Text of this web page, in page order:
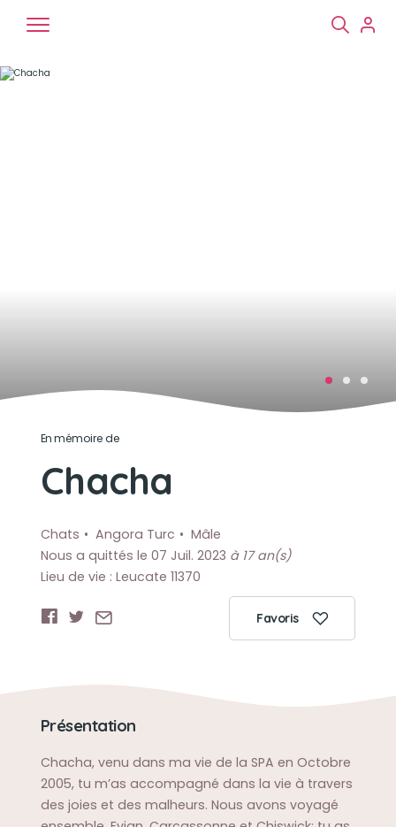
En mémoire de
Chacha
Chats Angora Turc
Mâle
Nous a quittés le 07 Juil. 2023 à 17 an(s)
Lieu de vie : Leucate 11370
Favoris
Présentation
Chacha, venu dans ma vie de la SPA en Octobre
2005, tu m’as accompagné dans la vie à travers
des joies et des malheurs. Nous avons voyagé